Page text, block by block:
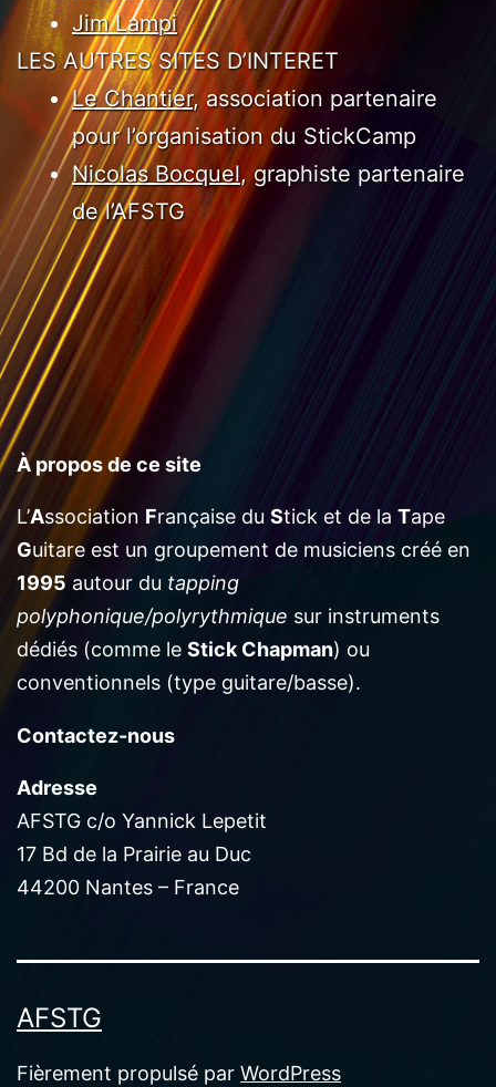
Jim Lampi
LES AUTRES SITES D’INTERET
Le Chantier, association partenaire
pour l’organisation du StickCamp
Nicolas Bocquel, graphiste partenaire
de l’AFSTG
À propos de ce site
L’Association Française du Stick et de la Tape
Guitare est un groupement de musiciens créé en
1995 autour du tapping
polyphonique/polyrythmique sur instruments
dédiés (comme le Stick Chapman) ou
conventionnels (type guitare/basse).
Contactez-nous
Adresse
AFSTG c/o Yannick Lepetit
17 Bd de la Prairie au Duc
44200 Nantes – France
AFSTG
Fièrement propulsé par WordPress